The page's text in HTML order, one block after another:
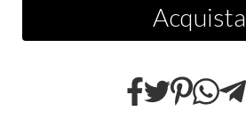
Acquista